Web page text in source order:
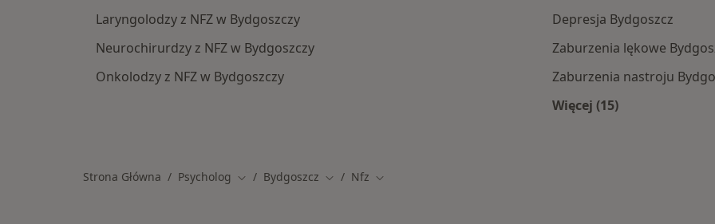
Laryngolodzy z NFZ w Bydgoszczy
Neurochirurdzy z NFZ w Bydgoszczy
Onkolodzy z NFZ w Bydgoszczy
Depresja Bydgoszcz
Zaburzenia lękowe
Zaburzenia nastroju
Więcej (15)
Strona Główna Psycholog Zmień miasto
Bydgoszcz Zmień miasto
Nfz Zmień miasto